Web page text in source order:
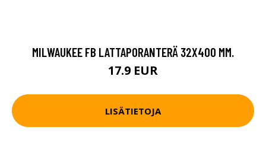
MILWAUKEE FB LATTAPORANTERÄ 32X400 MM.
17.9 EUR
LISÄTIETOJA